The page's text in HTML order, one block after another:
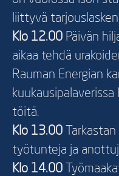
liittyvä
Klo 12.00 Päivän
aikaa tehdä
Rauman Energian
töitä.
Klo 13.00
työtunteja ja
Klo 14.00